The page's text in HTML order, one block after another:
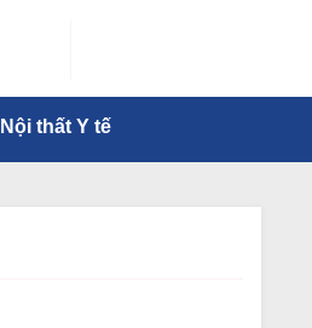
Nội thất Y tế